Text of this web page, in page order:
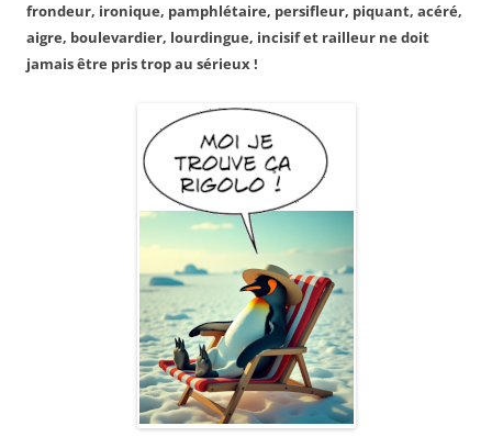
frondeur, ironique, pamphlétaire, persifleur, piquant, acéré,
aigre, boulevardier, lourdingue, incisif et railleur ne doit
jamais être pris trop au sérieux !